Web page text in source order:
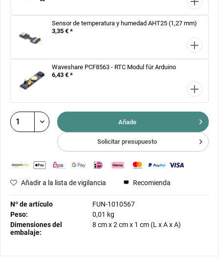
Sensor de temperatura y humedad AHT25 (1,27 mm)
3,35 € *
Waveshare PCF8563 - RTC Modul für Arduino
6,43 € *
Añade
Solicitar presupuesto
Añadir a la lista de vigilancia Recomienda
Nº de artículo
FUN-1010567
Peso:
0,01 kg
Dimensiones del
embalaje:
8 cmx2 cmx 1 cm (L x A x A)